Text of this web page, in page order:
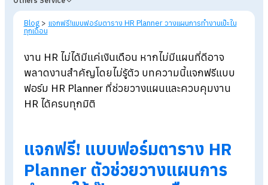
แจกฟรี!แบบฟอร์มตาราง HR Planner วางแผนการทำงานเป๊ะใ
ทุกเดือน
งาน HRไม่ได้มีแค่เงินเดือน หากไม่มีแผนที่ดีอาจ